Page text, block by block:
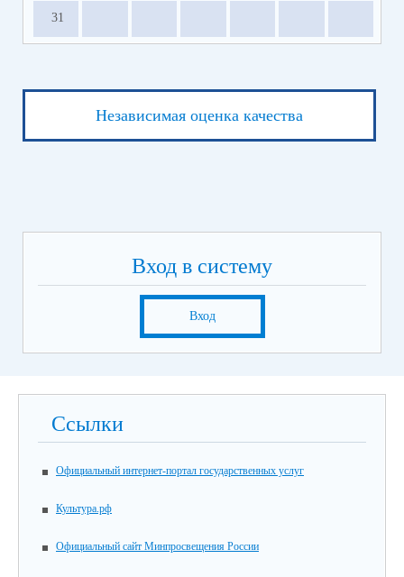
31
Независимая оценка качества
Вход в систему
Вход
Ссылки
Официальный интернет-портал государственных услуг
Культура.рф
Официальный сайт Минпросвещения России